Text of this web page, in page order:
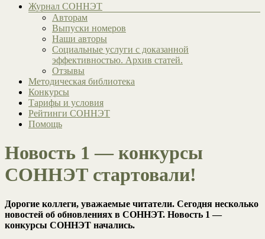
Журнал СОННЭТ
Авторам
Выпуски номеров
Наши авторы
Социальные услуги с доказанной
эффективностью. Архив статей.
Отзывы
Методическая библиотека
Конкурсы
Тарифы и условия
Рейтинги СОННЭТ
Помощь
Новость 1 — конкурсы
СОННЭТ стартовали!
Дорогие коллеги, уважаемые читатели. Сегодня несколько
новостей об обновлениях в СОННЭТ. Новость 1 —
конкурсы СОННЭТ начались.